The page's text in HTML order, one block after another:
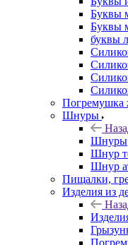
Буквы
Буквы
буквы
Погремушка
Шнуры
Шнуры
Шнур
Шнур
Пищалки,
Изделия из